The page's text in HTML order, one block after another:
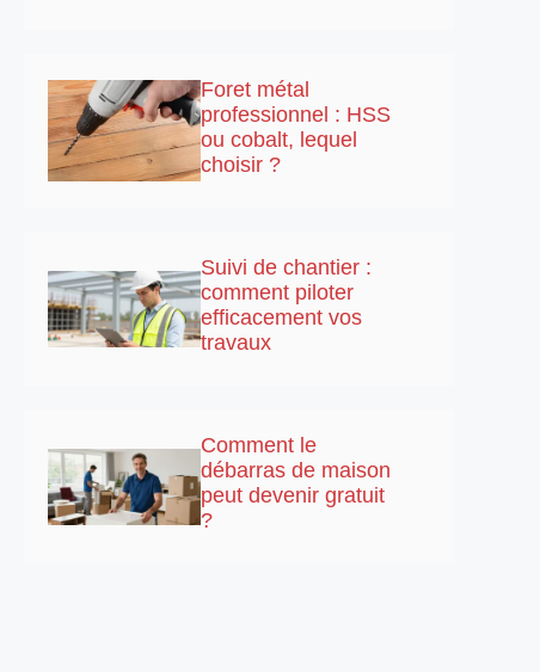
Foret métal
professionnel : HSS
ou cobalt, lequel
choisir ?
Suivi de chantier :
comment piloter
efficacement vos
travaux
Comment le
débarras de maison
peut devenir gratuit
?